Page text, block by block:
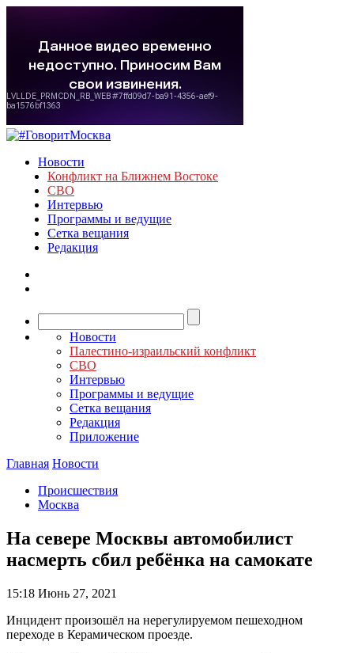
Новости
Конфликт на Ближнем Востоке
СВО
Интервью
Программы и ведущие
Сетка вещания
Редакция
Новости
Палестино-израильский конфликт
СВО
Интервью
Программы и ведущие
Сетка вещания
Редакция
Приложение
Главная Новости
Происшествия
Москва
На севере Москвы автомобилист
насмерть сбил ребёнка на самокате
15:18 Июнь 27, 2021
Инцидент произошёл на нерегулируемом пешеходном
переходе в Керамическом проезде.